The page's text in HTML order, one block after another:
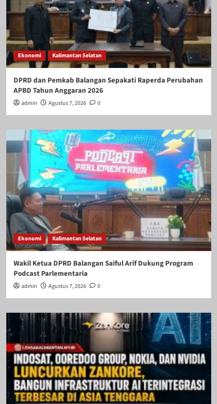
Ekonomi Kalimantan Selatan
DPRD dan Pemkab Balangan Sepakati Raperda Perubahan
APBD Tahun Anggaran 2026
admin Agustus 7, 2026 0
Ekonomi Kalimantan Selatan
Wakil Ketua DPRD Balangan Saiful Arif Dukung Program
Podcast Parlementaria
admin Agustus 7, 2026 0